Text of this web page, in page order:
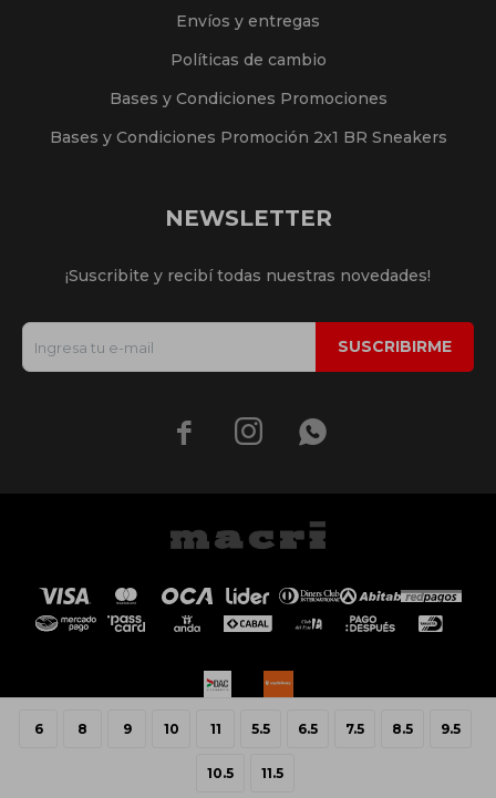
6 8 9 10 11 5.5 6.5 7.5 8.5 9.5
10.5 11.5
Envíos y entregas
Políticas de cambio
Bases y Condiciones Promociones
Bases y Condiciones Promoción 2x1 BR Sneakers
NEWSLETTER
¡Suscribite y recibí todas nuestras novedades!
SUSCRIBIRME
  
© Copyright 2026 / Macri